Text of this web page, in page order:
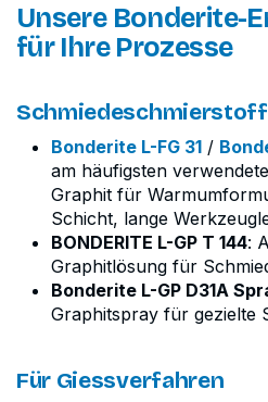
Unsere Bonderite-
für Ihre Prozesse
Bonderite L-FG 31 /
am häufigsten
Graphit für
Schicht, lange
BONDERITE L-GP T 144:
Graphitlösung für
Bonderite L-GP D31A
Graphitspray für gezielte
Für Giessverfahren